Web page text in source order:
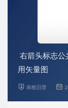
右箭头标志公
用矢量图
南栀旧景